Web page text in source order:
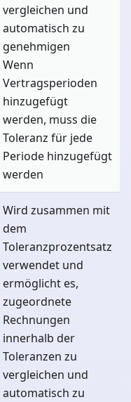
vergleichen und
automatisch zu
genehmigen
Wenn
Vertragsperioden
hinzugefügt
werden, muss die
Toleranz für jede
Periode hinzugefügt
werden
Wird zusammen mit
dem
Toleranzprozentsatz
verwendet und
ermöglicht es,
zugeordnete
Rechnungen
innerhalb der
Toleranzen zu
vergleichen und
automatisch zu